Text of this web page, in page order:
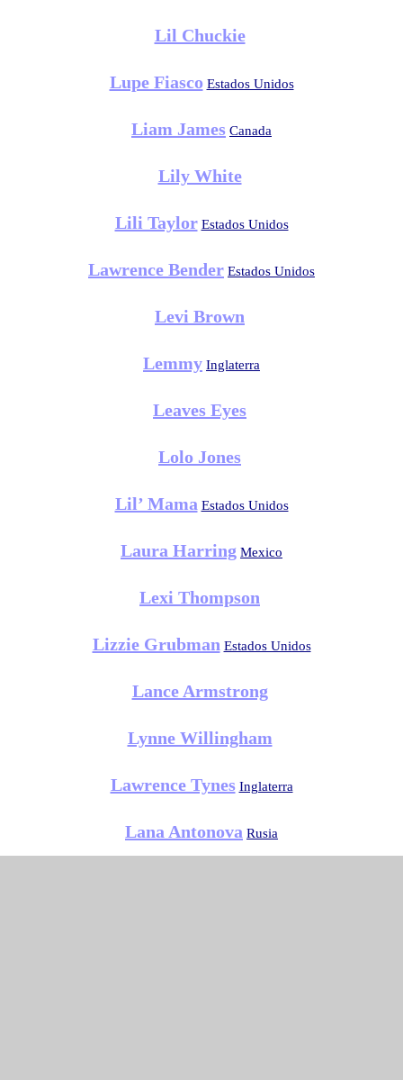
Lil Chuckie
Lupe Fiasco Estados Unidos
Liam James Canada
Lily White
Lili Taylor Estados Unidos
Lawrence Bender Estados Unidos
Levi Brown
Lemmy Inglaterra
Leaves Eyes
Lolo Jones
Lil’ Mama Estados Unidos
Laura Harring Mexico
Lexi Thompson
Lizzie Grubman Estados Unidos
Lance Armstrong
Lynne Willingham
Lawrence Tynes Inglaterra
Lana Antonova Rusia